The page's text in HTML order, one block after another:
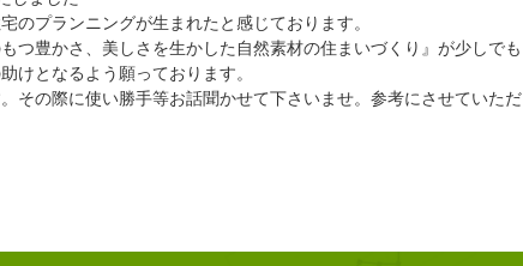
のプランニングが生まれたと感じております。
つ豊かさ、美しさを生かした自然素材の住まいづくり』が少しでも
けとなるよう願っております。
その際に使い勝手等お話聞かせて下さいませ。参考にさせていただ